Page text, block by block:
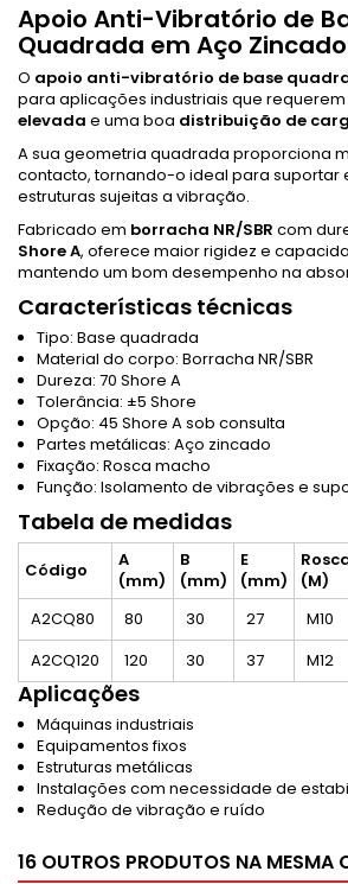
Apoio Anti-Vibratório de
Quadrada em Aço Zincado
O apoio anti-vibratório de base
para aplicações industriais que requerem
elevada e uma boa distribuição de
A sua geometria quadrada proporciona
contacto, tornando-o ideal para suportar
estruturas sujeitas a vibração.
Fabricado em borracha NR/SBR com
Shore A, oferece maior rigidez e
mantendo um bom desempenho na
Características técnicas
Tipo: Base quadrada
Material do corpo: Borracha NR/SBR
Dureza: 70 Shore A
Tolerância: ±5 Shore
Opção: 45 Shore A sob consulta
Partes metálicas: Aço zincado
Fixação: Rosca macho
Função: Isolamento de vibrações e
Tabela de medidas
Código
A
(mm)
B
(mm)
E
(mm)
(M)
A2CQ80
80 30 27 M10
A2CQ120
120 30 37 M12
Aplicações
Máquinas industriais
Equipamentos fixos
Estruturas metálicas
Instalações com necessidade de
Redução de vibração e ruído
16 OUTROS PRODUTOS NA MESMA